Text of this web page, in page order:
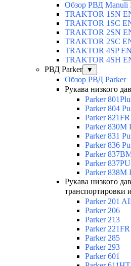
Обзор РВД Manuli
TRAKTOR 1SN
TRAKTOR 1SС
TRAKTOR 2SN
TRAKTOR 2SС
TRAKTOR 4SP
TRAKTOR 4SH
РВД Parker
▼
Обзор РВД Parker
Рукава низкого
Parker
Parker 804
Parker
Parker 830M
Parker 831
Parker 836
Parker
Parker
Parker 838M
Рукава низкого
транспортировки
Parker 201
Parker 206
Parker 213
Parker 221FR
Parker 285
Parker 293
Parker 601